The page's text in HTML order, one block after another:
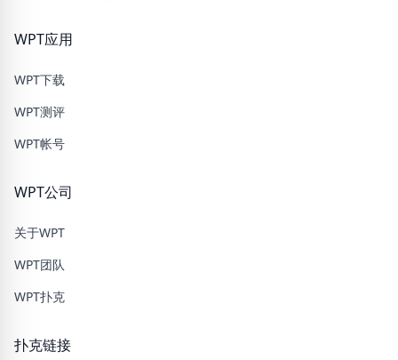
WPT应用
WPT下载
WPT测评
WPT帐号
WPT公司
关于WPT
WPT团队
WPT扑克
扑克链接